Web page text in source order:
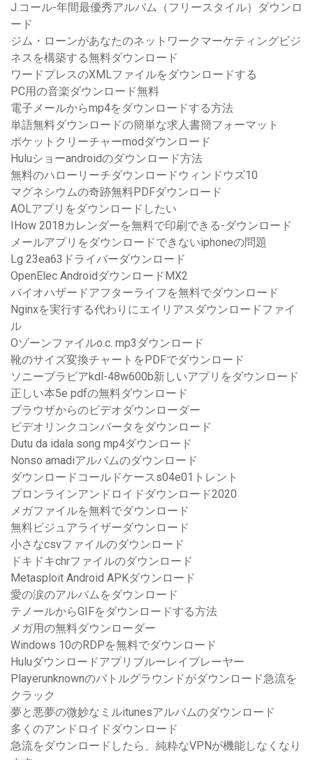
J.コール-年間最優秀アルバム（フリースタイル）ダウンロ
ード
ジム・ローンがあなたのネットワークマーケティングビジ
ネスを構築する無料ダウンロード
ワードプレスのXMLファイルをダウンロードする
PC用の音楽ダウンロード無料
電子メールからmp4をダウンロードする方法
単語無料ダウンロードの簡単な求人書簡フォーマット
ポケットクリーチャーmodダウンロード
Huluショーandroidのダウンロード方法
無料のハローリーチダウンロードウィンドウズ10
マグネシウムの奇跡無料PDFダウンロード
AOLアプリをダウンロードしたい
IHow 2018カレンダーを無料で印刷できる-ダウンロード
メールアプリをダウンロードできないiphoneの問題
Lg 23ea63ドライバーダウンロード
OpenElec AndroidダウンロードMX2
バイオハザードアフターライフを無料でダウンロード
Nginxを実行する代わりにエイリアスダウンロードファイ
ル
Oゾーンファイルo.c. mp3ダウンロード
靴のサイズ変換チャートをPDFでダウンロード
ソニーブラビアkdl-48w600b新しいアプリをダウンロード
正しい本5e pdfの無料ダウンロード
ブラウザからのビデオダウンローダー
ビデオリンクコンバータをダウンロード
Dutu da idala song mp4ダウンロード
Nonso amadiアルバムのダウンロード
ダウンロードコールドケースs04e01トレント
プロンラインアンドロイドダウンロード2020
メガファイルを無料でダウンロード
無料ビジュアライザーダウンロード
小さなcsvファイルのダウンロード
ドキドキchrファイルのダウンロード
Metasploit Android APKダウンロード
愛の涙のアルバムをダウンロード
テノールからGIFをダウンロードする方法
メガ用の無料ダウンローダー
Windows 10のRDPを無料でダウンロード
Huluダウンロードアプリブルーレイプレーヤー
Playerunknownのバトルグラウンドがダウンロード急流を
クラック
夢と悪夢の微妙なミルitunesアルバムのダウンロード
多くのアンドロイドダウンロード
急流をダウンロードしたら、純粋なVPNが機能しなくなり